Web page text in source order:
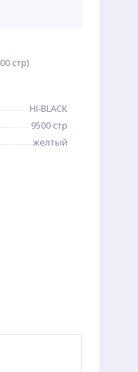
стр)
HI-BLACK
9500 стр
желтый